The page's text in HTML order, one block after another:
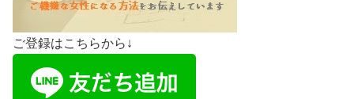
ご登録はこちらから↓